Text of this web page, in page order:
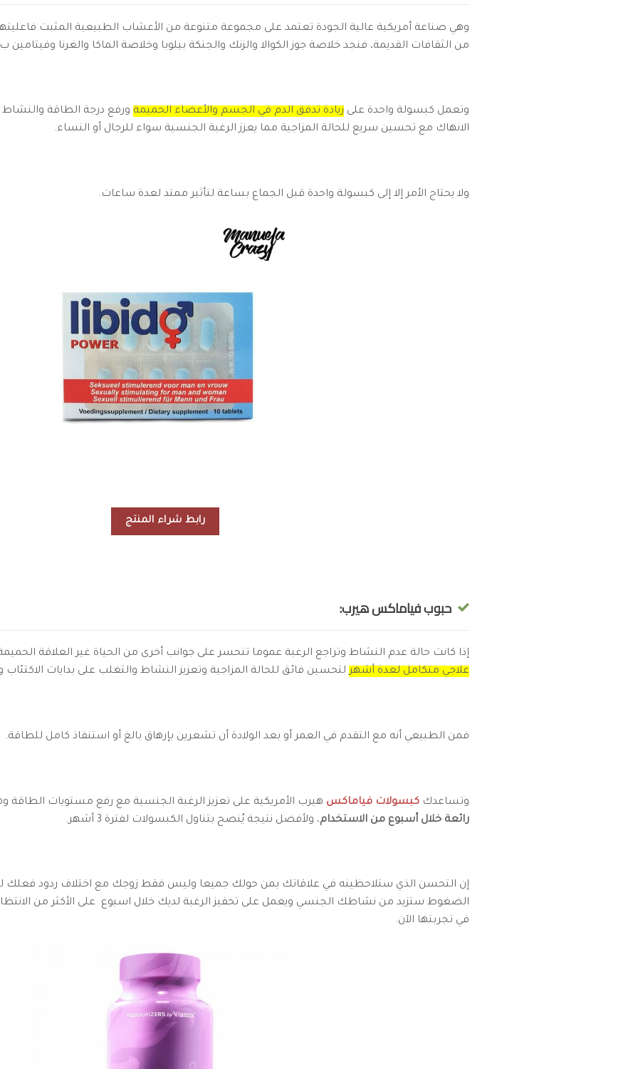
وهي صناعة أمريكية عالية الجودة تعتمد على مجموعة متنوعة من الأعشاب الطبيعية المثبت
من الثقافات القديمة، فنجد خلاصة جوز الكوالا والزنك والجنكة بيلوبا وخلاصة الماكا والغرنا وفيتامين
وتعمل كبسولة واحدة على زيادة تدفق الدم في الجسم والأعضاء الحميمة ورفع درجة الطاقة
الانهاك مع تحسين سريع للحالة المزاجية مما يعزز الرغبة الجنسية سواء للرجال أو النساء.
ولا يحتاج الأمر إلا إلى كبسولة واحدة قبل الجماع بساعة لتأثير ممتد لعدة ساعات.
رابط شراء المنتج
حبوب فياماكس هيرب:
إذا كانت حالة عدم النشاط وتراجع الرغبة عموما تنحسر على جوانب أخرى من الحياة غير العلاقة
علاجي متكامل لعدة أشهرلتحسين فائق للحالة المزاجية وتعزيز النشاط والتغلب على بدايات الاكتئاب
فمن الطبيعي أنه مع التقدم في العمر أو بعد الولادة أن تشعرين بإرهاق بالغ أو استنفاذ كامل للطاقة.
وتساعدك كبسولات فياماكس هيرب الأمريكية على تعزيز الرغبة الجنسية مع رفع مستويات الطاقة
رائعة خلال أسبوع من الاستخدام، ولأفضل نتيجة يُنصح بتناول الكبسولات لفترة 3 أشهر.
إن التحسن الذي ستلاحظينه في علاقاتك بمن حولك جميعا وليس فقط زوجك مع اختلاف ردود فعلك
الضغوط ستزيد من نشاطك الجنسي ويعمل على تحفيز الرغبة لديك خلال اسبوع على الأكثر من
في تجربتها الآن.